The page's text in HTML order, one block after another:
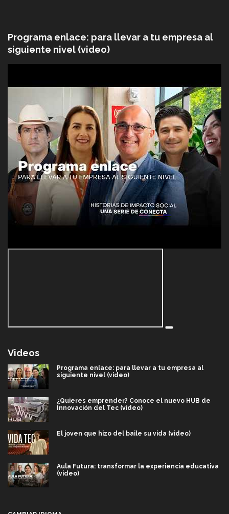
Programa enlace: para llevar a tu empresa al
siguiente nivel (video)
Videos
Programa enlace: para llevar a tu empresa al
siguiente nivel (video)
¿Quieres emprender? Conoce el nuevo HUB de
Innovación del Tec (video)
El joven que hizo del baile su vida (video)
Aula Futura: transformar la experiencia educativa
(video)